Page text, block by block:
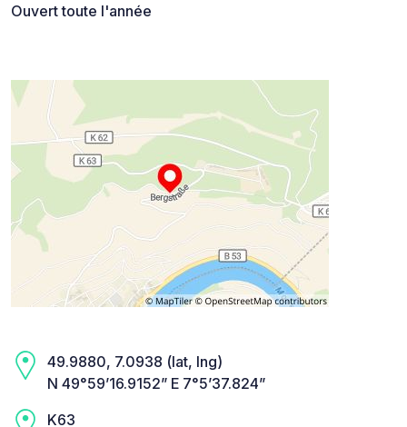
Ouvert toute l'année
49.9880, 7.0938 (lat, lng)
N 49°59’16.9152” E 7°5’37.824”
K63